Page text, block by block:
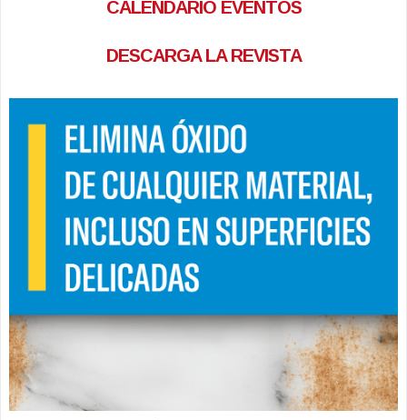
CALENDARIO EVENTOS
DESCARGA LA REVISTA